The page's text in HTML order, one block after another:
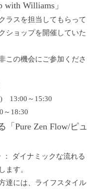
Williams」
ラスを担当してもらって
ショップを開催していた
この機会にご参加くださ
13:00～15:30
～18:30
Pure Zen Flow/ピュ
： ダイナミックな流れる
ます。
達には、ライフスタイル